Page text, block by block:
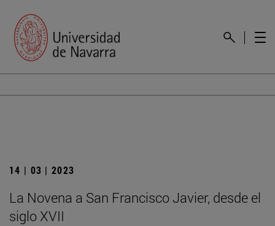
14 | 03 | 2023
La Novena a San Francisco Javier, desde el
siglo XVII